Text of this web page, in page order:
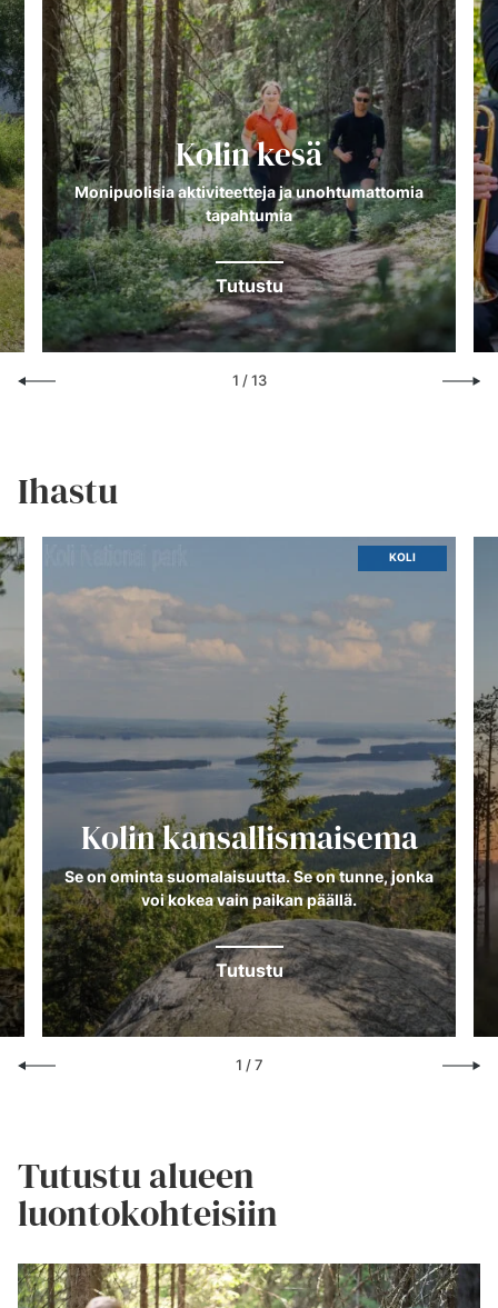
Kolin kesä
Monipuolisia aktiviteetteja ja unohtumattomia
tapahtumia
Tutustu
1 / 13
Ihastu
KOLI
Kolin kansallismaisema
Se on ominta suomalaisuutta. Se on tunne, jonka
voi kokea vain paikan päällä.
Tutustu
1 / 7
Tutustu alueen
luontokohteisiin